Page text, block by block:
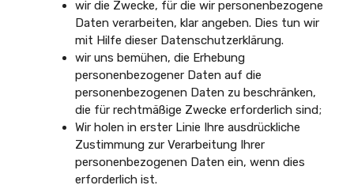
wir die Zwecke, für die wir personenbezogene
Daten verarbeiten, klar angeben. Dies tun wir
mit Hilfe dieser Datenschutzerklärung.
wir uns bemühen, die Erhebung
personenbezogener Daten auf die
personenbezogenen Daten zu beschränken,
die für rechtmäßige Zwecke erforderlich sind;
Wir holen in erster Linie Ihre ausdrückliche
Zustimmung zur Verarbeitung Ihrer
personenbezogenen Daten ein, wenn dies
erforderlich ist.